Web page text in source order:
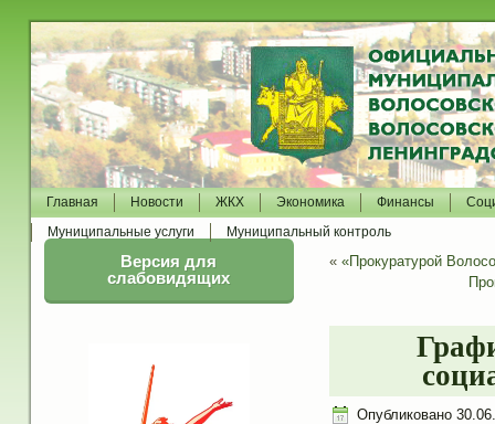
Главная Новости ЖКХ Экономика Финансы
Муниципальные услуги
Муниципальный контроль
Версия для
слабовидящих
« «Прокуратурой
Опубликовано